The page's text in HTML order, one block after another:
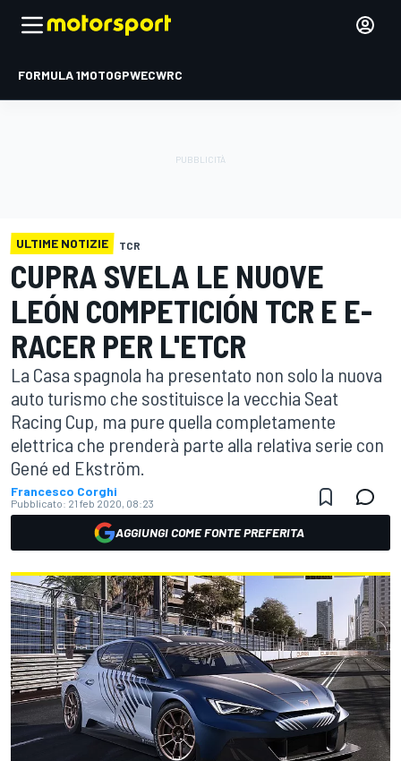
FORMULA 1MOTOGPWECWRC
ULTIME NOTIZIE TCR
CUPRA SVELA LE NUOVE
LEÓN COMPETICIÓN TCR E E-
RACER PER L'ETCR
La Casa spagnola ha presentato non solo la nuova
auto turismo che sostituisce la vecchia Seat
Racing Cup, ma pure quella completamente
elettrica che prenderà parte alla relativa serie con
Gené ed Ekström.
Francesco Corghi
Pubblicato: 21 feb 2020, 08:23
AGGIUNGI COME FONTE PREFERITA